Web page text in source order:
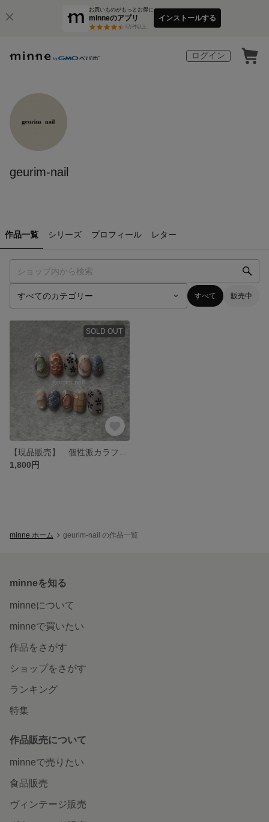
お買いものがもっとお得に
minneのアプリ
3万件以上
インストールする
ログイン
geurim-nail
作品一覧 シリーズ プロフィール レター
すべて 販売中
SOLD OUT
1,800円
minne ホーム geurim-nail の作品一覧
minneを知る
minneについて
minneで買いたい
作品をさがす
ショップをさがす
ランキング
特集
作品販売について
minneで売りたい
食品販売
ヴィンテージ販売